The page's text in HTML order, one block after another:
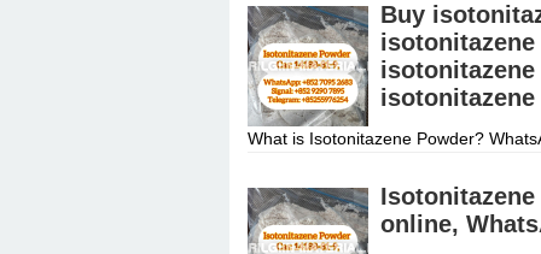
Buy
What is Isotonitazene Powder?
Isotonitazene
online,